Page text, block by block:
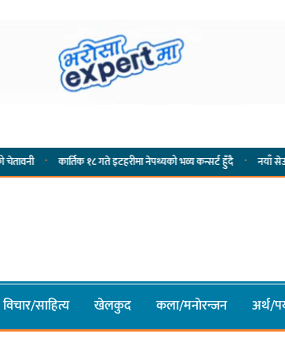
कार्तिक १८ गते इटहरीमा नेपथ्यको भव्य कन्सर्ट हुँदै · नयाँ सेउती पूल नजिक
विचार/साहित्य खेलकुद कला/मनाेरन्जन अर्थ/